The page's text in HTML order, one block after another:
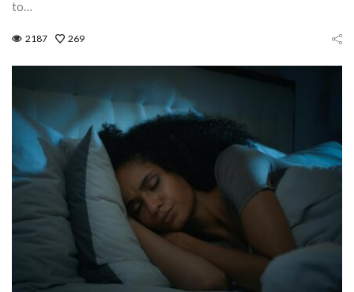
to…
2187 269